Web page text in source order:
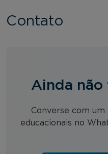
Contato
Ainda não
Converse com um
educacionais no